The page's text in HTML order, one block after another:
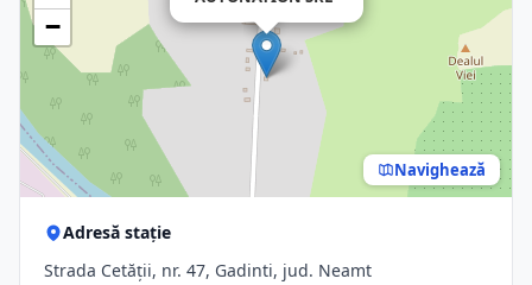
−
Navighează
Adresă stație
Strada Cetății, nr. 47, Gadinti, jud. Neamt